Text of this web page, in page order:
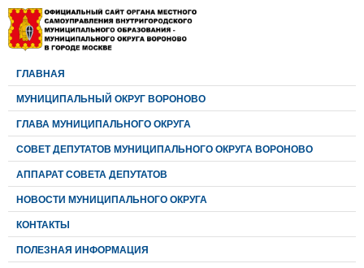
ГЛАВНАЯ
МУНИЦИПАЛЬНЫЙ ОКРУГ ВОРОНОВО
ГЛАВА МУНИЦИПАЛЬНОГО ОКРУГА
CОВЕТ ДЕПУТАТОВ МУНИЦИПАЛЬНОГО ОКРУГА ВОРОНОВО
АППАРАТ СОВЕТА ДЕПУТАТОВ
НОВОСТИ МУНИЦИПАЛЬНОГО ОКРУГА
КОНТАКТЫ
ПОЛЕЗНАЯ ИНФОРМАЦИЯ